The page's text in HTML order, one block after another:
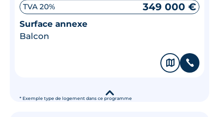
* Exemple type de logement dans ce programme
TVA 20% 349 000 €
Surface annexe
Balcon
🗞 📞
▾